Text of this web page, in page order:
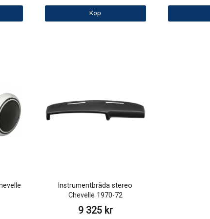
Köp
Instrumentbräda stereo
Chevelle 1970-72
9 325 kr